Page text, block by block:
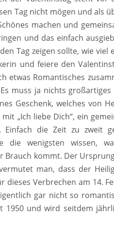
Tag nicht mögen und als
machen und
und das einfach
Tag zeigen sollte, wie
und feiere den
etwas Romantisches
muss ja nichts
Geschenk, welches von
„Ich liebe Dich“, ein
Einfach die Zeit zu zweit
die wenigsten wissen,
Brauch kommt. Der
man, dass der
Verbrechen am 14.
gar nicht so
1950 und wird seitdem